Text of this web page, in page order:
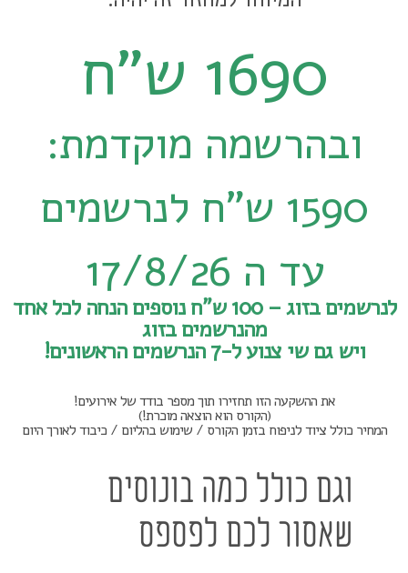
1690 ש"ח
ובהרשמה מוקדמת:
1590 ש"ח לנרשמים
עד ה 17/8/26
לנרשמים בזוג – 100 ש"ח נוספים הנחה לכל אחד
מהנרשמים בזוג
ויש גם שי צנוע ל-7 הנרשמים הראשונים!
את ההשקעה הזו תחזירו תוך מספר בודד של אירועים!
(הקורס הוא הוצאה מוכרת!)
המחיר כולל ציוד לניפוח בזמן הקורס / שימוש בהליום / כיבוד לאורך היום
וגם כולל כמה בונוסים
שאסור לכם לפספס